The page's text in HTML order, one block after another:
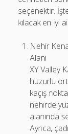
seçenektir.
kılacak en iyi
Nehir
Alanı
XY Valley
huzurlu
kaçış
nehirde
alanında
Ayrıca,